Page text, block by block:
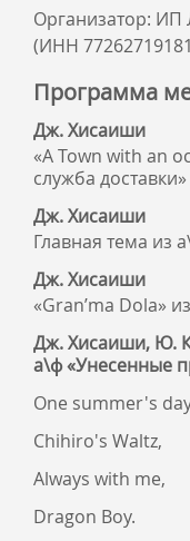
Организатор: ИП
(ИНН
Программа
Дж. Хисаиши
«A Town with an
служба доставки»
Дж. Хисаиши
Главная тема из
Дж. Хисаиши
«Gran’ma Dola»
Дж. Хисаиши, Ю.
а\ф «Унесенные
One summer's
Chihiro's Waltz,
Always with me,
Dragon Boy.